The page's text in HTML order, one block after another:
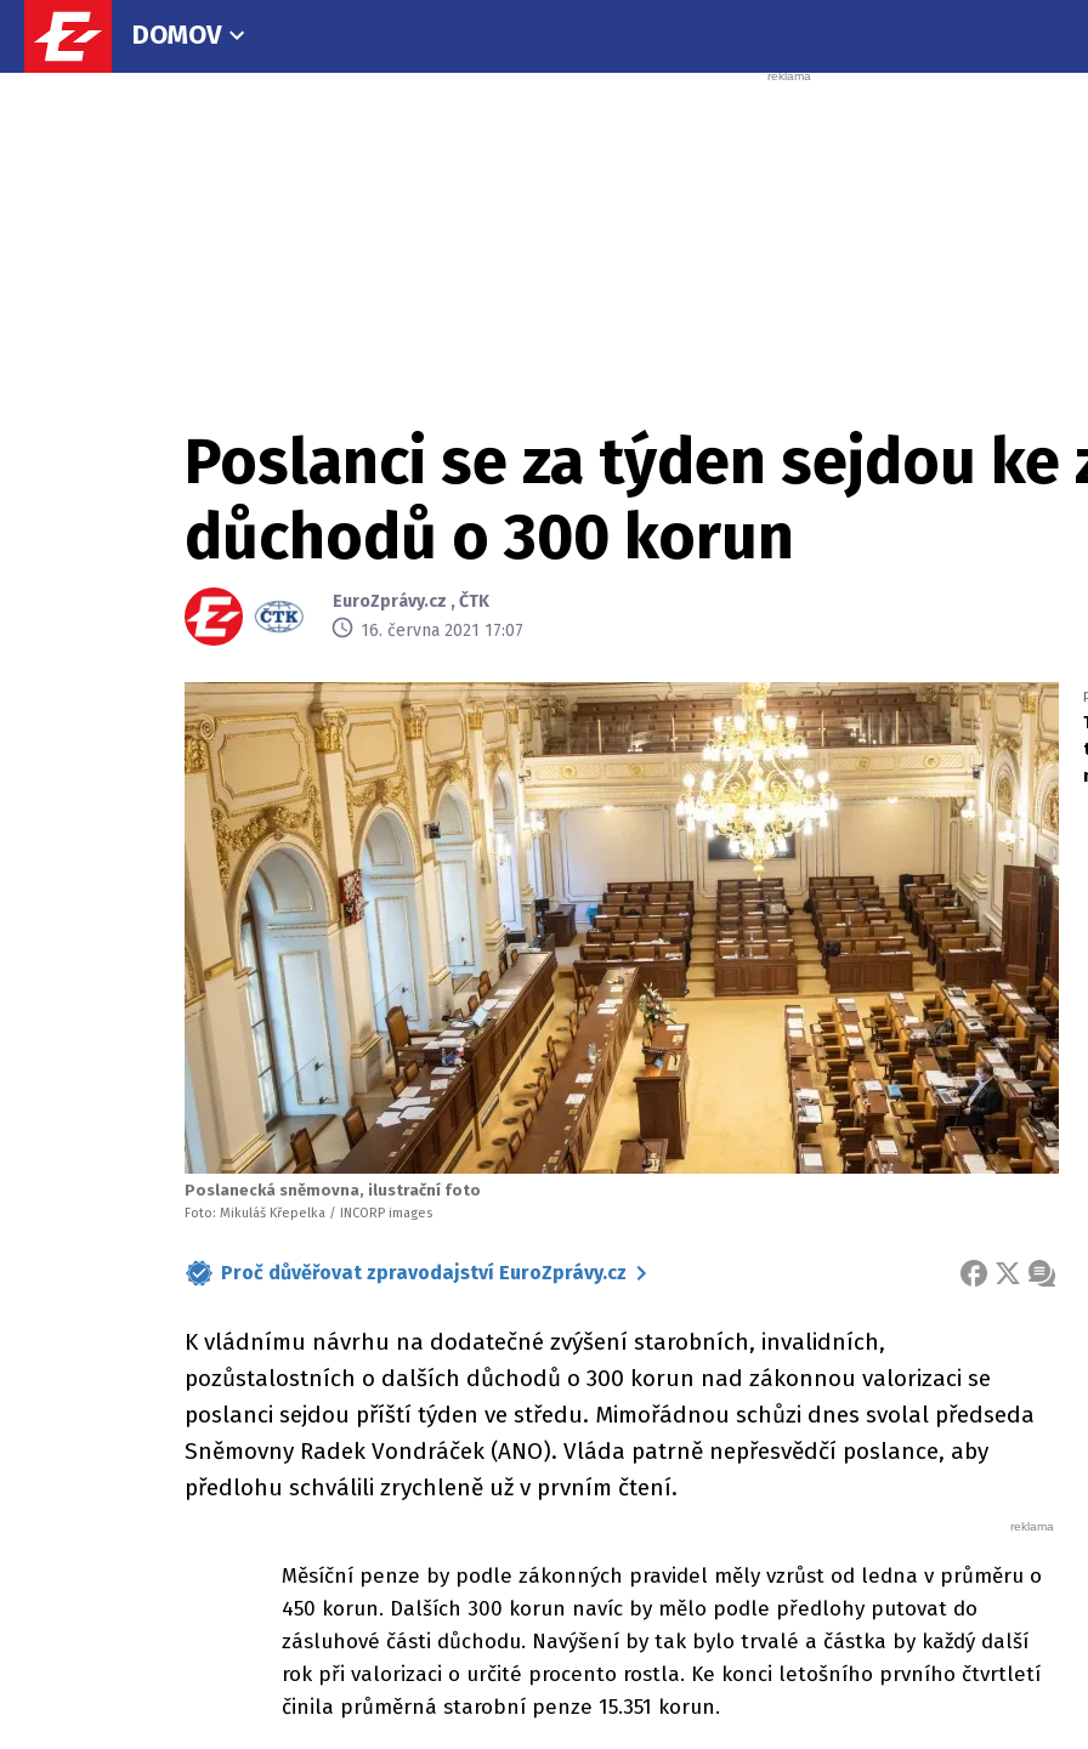
DOMOV
Poslanci se za týden sejdou ke
důchodů o 300 korun
EuroZprávy.cz ,ČTK
16. června 2021 17:07
Poslanecká sněmovna, ilustrační foto
Foto: Mikuláš Křepelka / INCORP images
Proč důvěřovat zpravodajství EuroZprávy.cz FACEBOOK
X
K vládnímu návrhu na dodatečné zvýšení starobních, invalidních,
pozůstalostních o dalších důchodů o 300 korun nad zákonnou valorizaci se
poslanci sejdou příští týden ve středu. Mimořádnou schůzi dnes svolal předseda
Sněmovny Radek Vondráček (ANO). Vláda patrně nepřesvědčí poslance, aby
předlohu schválili zrychleně už v prvním čtení.
Měsíční penze by podle zákonných pravidel měly vzrůst od ledna v průměru o
450 korun. Dalších 300 korun navíc by mělo podle předlohy putovat do
zásluhové části důchodu. Navýšení by tak bylo trvalé a částka by každý další
rok při valorizaci o určité procento rostla. Ke konci letošního prvního čtvrtletí
činila průměrná starobní penze 15.351 korun.